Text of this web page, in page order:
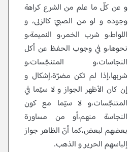
و عن كلّ ما علم من الشرع كراهة
وجوده و لو من الصبيّ كالزنى، و
اللواط،و شرب الخمر،و النميمة،و
نحوها،و في وجوب الحفظ عن أكل
النجاسات،و المتنجّسات،و
شربها،إذا لم تكن مضرّة،إشكال و
إن كان الأظهر الجواز و لا سيّما في
المتنجّسات،و لا سيّما مع كون
النجاسة منهم،أو من مساورة
بعضهم لبعض،كما أنّ الظاهر جواز
إلباسهم الحرير و الذهب.